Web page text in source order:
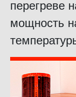
перегреве
мощность